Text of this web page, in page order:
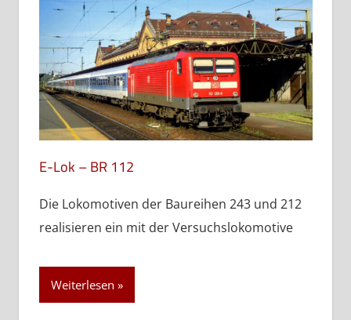
E-Lok – BR 112
Die Lokomotiven der Baureihen 243 und 212
realisieren ein mit der Versuchslokomotive
Weiterlesen